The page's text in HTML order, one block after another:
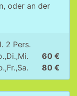
oder an der
2 Pers.
60 €
80 €